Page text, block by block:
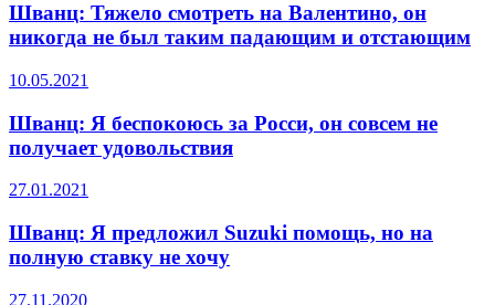
Шванц: Тяжело смотреть на Валентино, он
никогда не был таким падающим и отстающим
10.05.2021
Шванц: Я беспокоюсь за Росси, он совсем не
получает удовольствия
27.01.2021
Шванц: Я предложил Suzuki помощь, но на
полную ставку не хочу
27.11.2020